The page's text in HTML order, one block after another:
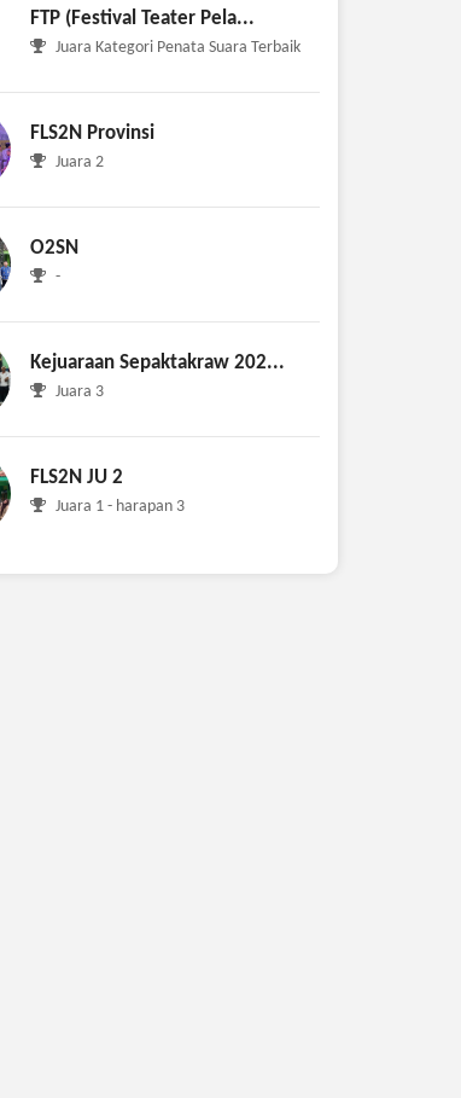
FTP (Festival Teater Pela...
Juara Kategori Penata Suara Terbaik
FLS2N Provinsi
Juara 2
O2SN
-
Kejuaraan Sepaktakraw 202...
Juara 3
FLS2N JU 2
Juara 1 - harapan 3